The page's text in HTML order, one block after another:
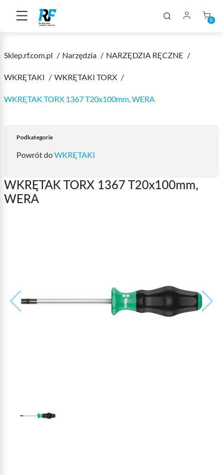
0
Sklep.rf.com.pl Narzędzia NARZĘDZIA RĘCZNE
WKRĘTAKI WKRĘTAKI TORX
WKRĘTAK TORX 1367 T20x100mm, WERA
Podkategorie
Powrót doWKRĘTAKI
WKRĘTAK TORX 1367 T20x100mm,
WERA